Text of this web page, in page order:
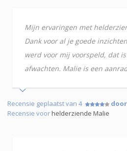
Mijn ervaringen met
Dank voor al je goede
werd voor mij voorspeld, dat
afwachten. Malie is een
Recensie geplaatst van 4
Recensie voorhelderziende Malie